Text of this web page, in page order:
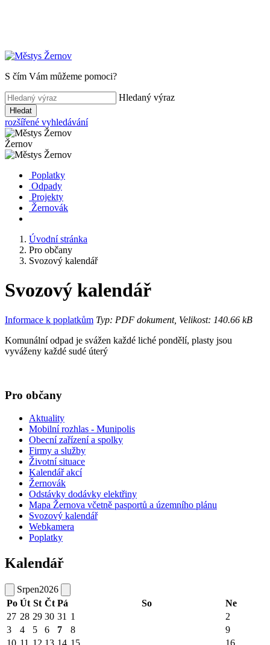
S čím Vám můžeme pomoci?
Hledaný výraz
Hledat
rozšířené vyhledávání
Žernov
Poplatky
Odpady
Projekty
Žernovák
Úvodní stránka
Pro občany
Svozový kalendář
Svozový kalendář
Informace k poplatkům Typ: PDF dokument, Velikost: 140.66 kB
Komunální odpad je svážen každé liché pondělí, plasty jsou
vyváženy každé sudé úterý
Pro občany
Aktuality
Mobilní rozhlas - Munipolis
Obecní zařízení a spolky
Firmy a služby
Životní situace
Kalendář akcí
Žernovák
Odstávky dodávky elektřiny
Mapa Žernova včetně pasportů a územního plánu
Svozový kalendář
Webkamera
Poplatky
Kalendář
Srpen2026
Po Út St Čt Pá So
Ne
27 28 29 30 31 1
2
3
4 5 6 7 8
9